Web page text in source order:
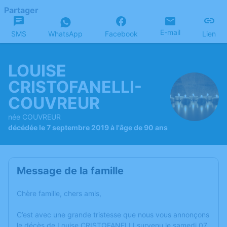
Partager
SMS WhatsApp Facebook E-mail Lien
LOUISE
CRISTOFANELLI-
COUVREUR
née COUVREUR
décédée le 7 septembre 2019 à l'âge de 90 ans
Message de la famille
Chère famille, chers amis,
C’est avec une grande tristesse que nous vous annonçons
le décès de Louise CRISTOFANELLI survenu le samedi 07